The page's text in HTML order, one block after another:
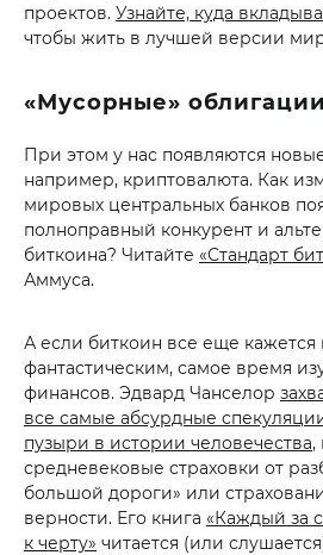
проектов. Узнайте, куда
чтобы жить в лучшей версии
«Мусорные»
При этом у нас появляются
например, криптовалюта. Как
мировых центральных банков
полноправный конкурент и
биткоина? Читайте «Стандарт
Аммуса.
А если биткоин все еще кажется
фантастическим, самое время
финансов. Эдвард Чанселор
все самые абсурдные
пузыри в истории человечества,
средневековые страховки от
большой дороги» или
верности. Его книга «Каждый за
к черту» читается (или